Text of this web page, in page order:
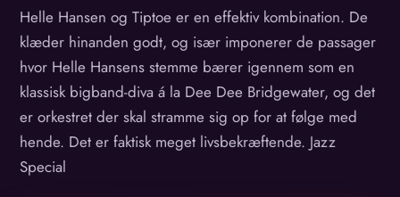
Helle Hansen og Tiptoe er en effektiv kombination. De
klæder hinanden godt, og især imponerer de passager
hvor Helle Hansens stemme bærer igennem som en
klassisk bigband-diva á la Dee Dee Bridgewater, og det
er orkestret der skal stramme sig op for at følge med
hende. Det er faktisk meget livsbekræftende. Jazz
Special